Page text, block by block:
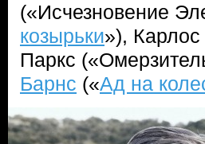
(«Исчезновение
козырьки»),
Паркс
Барнс («Ад на